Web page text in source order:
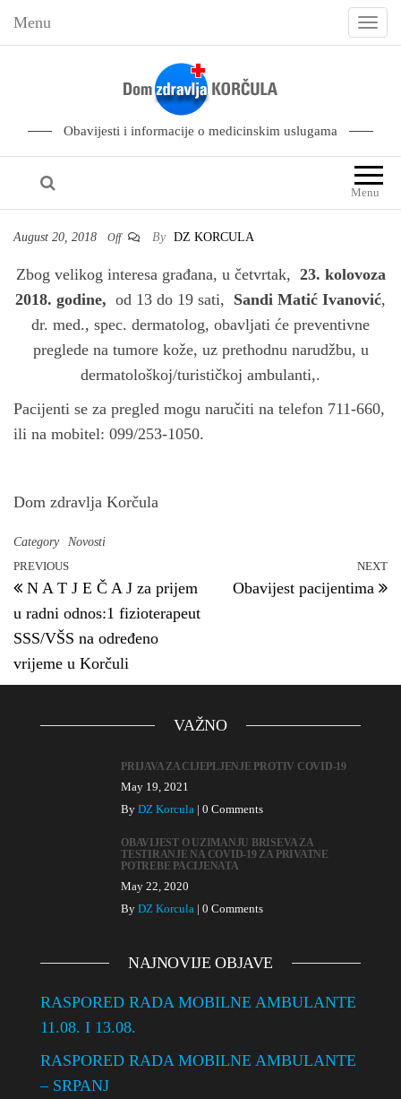
Menu
T
l
e
n
g
a
t
i
n
Obavijesti i informacije o medicinskim uslugama
Menu
August 20, 2018 Off By DZ KORCULA
Zbog velikog interesa građana, u četvrtak, 23. kolovoza
2018. godine, od 13 do 19 sati, Sandi Matić Ivanović,
dr. med., spec. dermatolog, obavljati će preventivne
preglede na tumore kože, uz prethodnu narudžbu, u
dermatološkoj/turističkoj ambulanti,.
Pacijenti se za pregled mogu naručiti na telefon 711-660,
ili na mobitel: 099/253-1050.
Dom zdravlja Korčula
Category Novosti
Post navigation
Previous Post
PREVIOUS
N A T J E Č A J za prijem
u radni odnos:1 fizioterapeut
SSS/VŠS na određeno
vrijeme u Korčuli
NEXT
Obavijest pacijentima
VAŽNO
PRIJAVA ZA CIJEPLJENJE PROTIV COVID-19
May 19, 2021
By DZ Korcula | 0 Comments
OBAVIJEST O UZIMANJU BRISEVA ZA
TESTIRANJE NA COVID-19 ZA PRIVATNE
POTREBE PACIJENATA
May 22, 2020
By DZ Korcula | 0 Comments
NAJNOVIJE OBJAVE
RASPORED RADA MOBILNE AMBULANTE
11.08. I 13.08.
RASPORED RADA MOBILNE AMBULANTE
– SRPANJ